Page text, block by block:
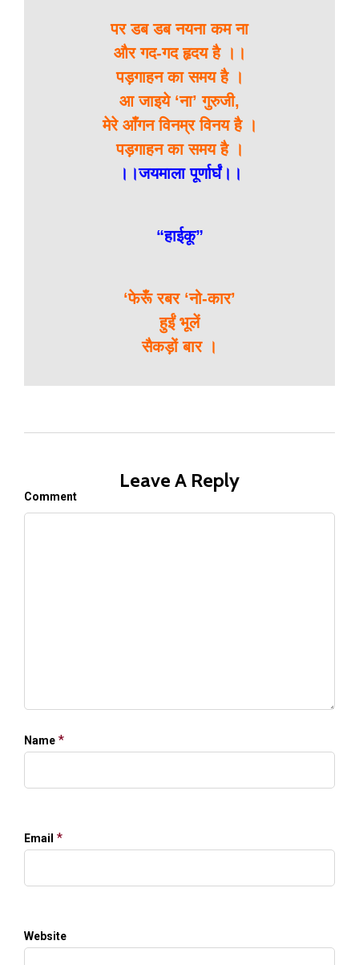
पर डब डब नयना कम ना
और गद-गद हृदय है ।।
पड़गाहन का समय है ।
आ जाइये ‘ना’ गुरुजी,
मेरे आँगन विनम्र विनय है ।
पड़गाहन का समय है ।
।।जयमाला पूर्णार्घं।।
“हाईकू”
‘फेरूँ रबर ‘नो-कार’
हुईं भूलें
सैकड़ों बार ।
Leave A Reply
Comment
Name *
Email *
Website